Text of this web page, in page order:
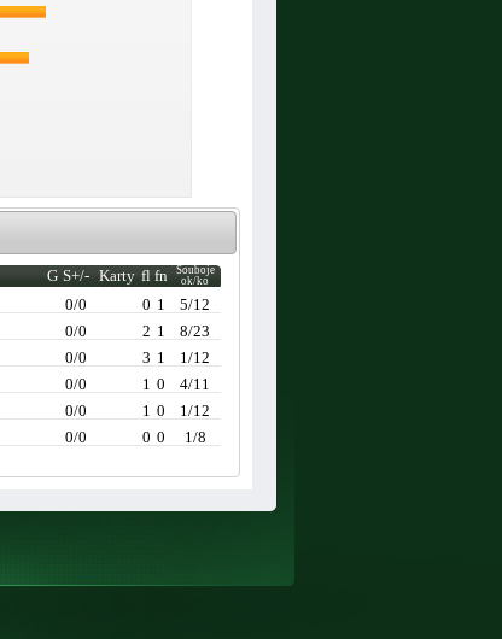
G S+/- Karty fl fn
Souboje
ok/ko
0/0 0 1
5/12
0/0 2 1
8/23
0/0 3 1
1/12
0/0 1 0
4/11
0/0 1 0
1/12
0/0 0 0 1/8